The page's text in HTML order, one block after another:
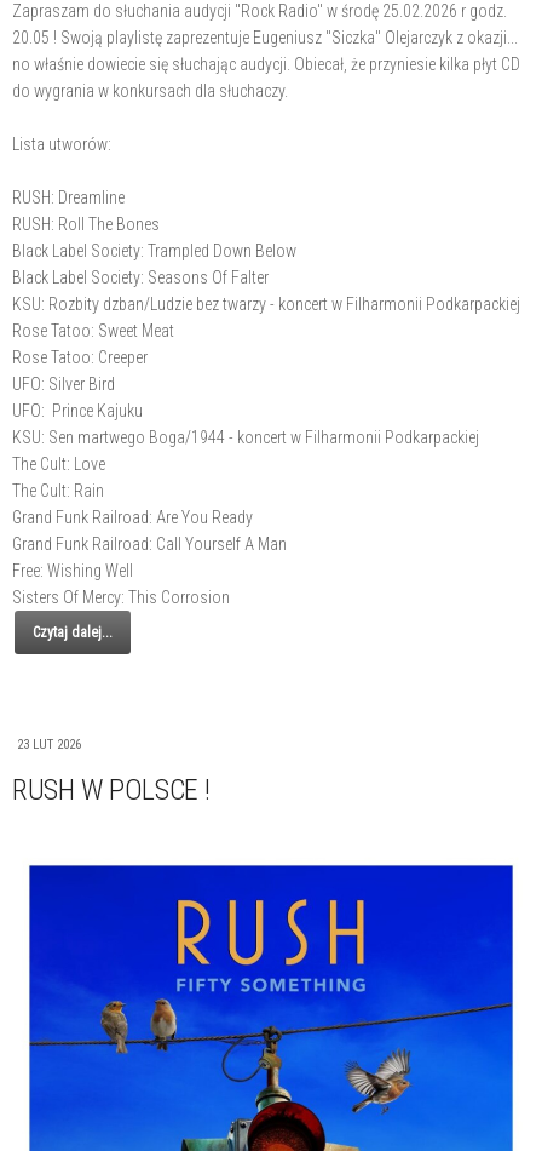
Zapraszam do słuchania audycji "Rock Radio" w środę 25.02.2026 r godz.
20.05 ! Swoją playlistę zaprezentuje Eugeniusz "Siczka" Olejarczyk z okazji...
no właśnie dowiecie się słuchając audycji. Obiecał, że przyniesie kilka płyt CD
do wygrania w konkursach dla słuchaczy.
Lista utworów:
RUSH: Dreamline
RUSH: Roll The Bones
Black Label Society: Trampled Down Below
Black Label Society: Seasons Of Falter
KSU: Rozbity dzban/Ludzie bez twarzy - koncert w Filharmonii Podkarpackiej
Rose Tatoo: Sweet Meat
Rose Tatoo: Creeper
UFO: Silver Bird
UFO: Prince Kajuku
KSU: Sen martwego Boga/1944 - koncert w Filharmonii Podkarpackiej
The Cult: Love
The Cult: Rain
Grand Funk Railroad: Are You Ready
Grand Funk Railroad: Call Yourself A Man
Free: Wishing Well
Sisters Of Mercy: This Corrosion
Czytaj dalej...
23 LUT 2026
RUSH W POLSCE !